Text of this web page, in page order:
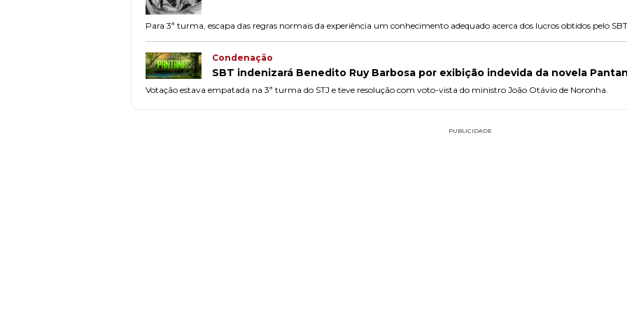
Para 3ª turma, escapa das regras normais da experiência um conhecimento adequado acerca dos lucros obtidos pelo
Condenação
SBT indenizará Benedito Ruy Barbosa por exibição indevida da novela
Votação estava empatada na 3ª turma do STJ e teve resolução com voto-vista do ministro João Otávio de Noronha.
PUBLICIDADE